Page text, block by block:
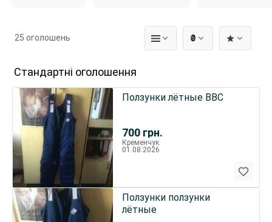
₴
25 оголошень
Стандартні оголошення
700 грн.
Ползунки лётные ВВС
Кременчук
01.08.2026
Ползунки ползунки
лётные